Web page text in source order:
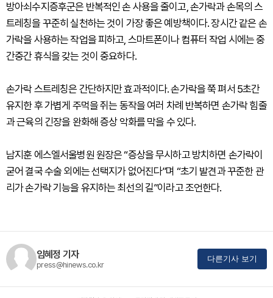
방아쇠수지증후군은 반복적인 손 사용을 줄이고, 손가락과 손목의 스
트레칭을 꾸준히 실천하는 것이 가장 좋은 예방책이다. 장시간 같은 손
가락을 사용하는 작업을 피하고, 스마트폰이나 컴퓨터 작업 시에는 중
간중간 휴식을 갖는 것이 중요하다.
손가락 스트레칭은 간단하지만 효과적이다. 손가락을 쭉 펴서 5초간
유지한 후 가볍게 주먹을 쥐는 동작을 여러 차례 반복하면 손가락 힘줄
과 근육의 긴장을 완화해 증상 악화를 막을 수 있다.
남지훈 에스엘서울병원 원장은 “증상을 무시하고 방치하면 손가락이
굳어 결국 수술 외에는 선택지가 없어진다”며 “초기 발견과 꾸준한 관
리가 손가락 기능을 유지하는 최선의 길”이라고 조언한다.
임혜정 기자
press@hinews.co.kr
다른기사 보기